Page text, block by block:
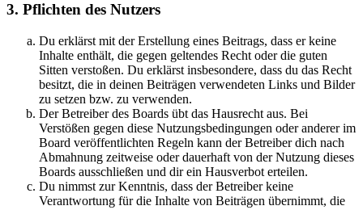
3. Pflichten des Nutzers
Du erklärst mit der Erstellung eines Beitrags, dass er keine
Inhalte enthält, die gegen geltendes Recht oder die guten
Sitten verstoßen. Du erklärst insbesondere, dass du das Recht
besitzt, die in deinen Beiträgen verwendeten Links und Bilder
zu setzen bzw. zu verwenden.
Der Betreiber des Boards übt das Hausrecht aus. Bei
Verstößen gegen diese Nutzungsbedingungen oder anderer im
Board veröffentlichten Regeln kann der Betreiber dich nach
Abmahnung zeitweise oder dauerhaft von der Nutzung dieses
Boards ausschließen und dir ein Hausverbot erteilen.
Du nimmst zur Kenntnis, dass der Betreiber keine
Verantwortung für die Inhalte von Beiträgen übernimmt, die